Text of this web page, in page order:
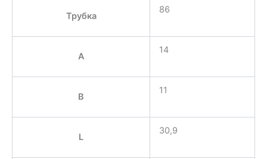
Трубка
86
A
14
B
11
L
30,9